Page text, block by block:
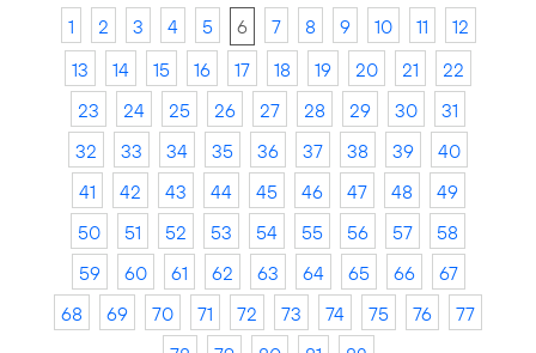
1 2 3 4 5 6 7 8 9 10 11
12
13
14 15 16 17 18 19 20 21
22
23
24 25 26 27 28 29 30
31
32
33 34 35 36 37 38 39
40
41
42 43 44 45 46 47 48
49
50
51 52 53 54 55 56 57
58
59
60 61 62 63 64 65 66
67
68
69 70 71 72 73 74 75 76
77